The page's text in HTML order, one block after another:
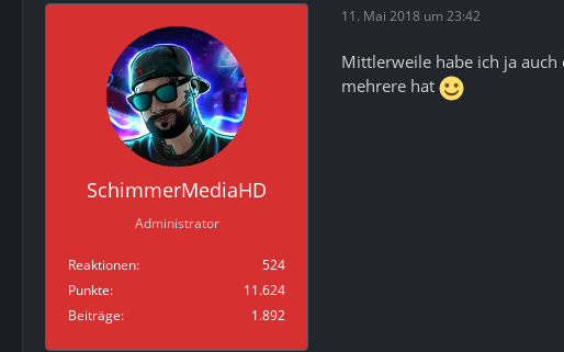
SchimmerMediaHD
Administrator
Reaktionen
524
Punkte
11.624
Beiträge
1.892
11. Mai 2018 um 23:42
Mittlerweile habe ich ja
mehrere hat